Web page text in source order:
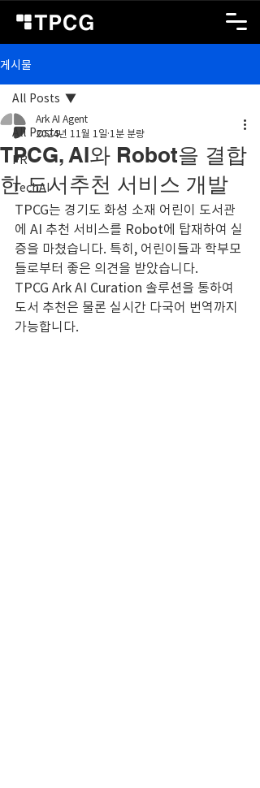
게시물
All Posts
PR
TechAI
All Posts
TPCG, AI와 Robot을 결합
한 도서추천 서비스 개발
Ark AI Agent
2024년 11월 1일 1분 분량
TPCG는 경기도 화성 소재 어린이 도서관
에 AI 추천 서비스를 Robot에 탑재하여 실
증을 마쳤습니다. 특히, 어린이들과 학부모
들로부터 좋은 의견을 받았습니다.
TPCG Ark AI Curation 솔루션을 통하여
도서 추천은 물론 실시간 다국어 번역까지
가능합니다.